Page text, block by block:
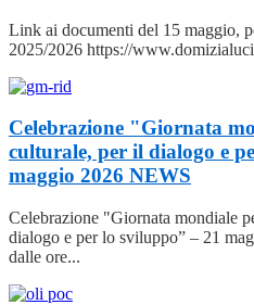
Link ai documenti del 15 maggio,
2025/2026 https://
Celebrazione "Giornata
culturale, per il dialogo e
maggio 2026 NEWS
Celebrazione "Giornata mondiale
dialogo e per lo sviluppo” – 21
dalle ore...